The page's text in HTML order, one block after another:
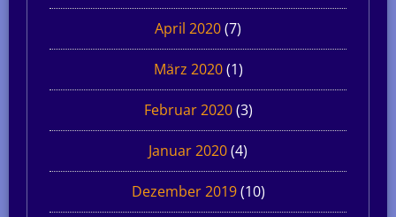
April 2020(7)
März 2020(1)
Februar 2020(3)
Januar 2020(4)
Dezember 2019(10)